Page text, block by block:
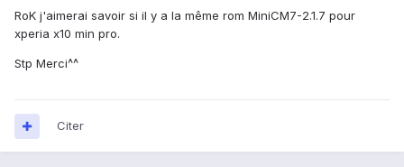
RoK j'aimerai savoir si il y a la même rom MiniCM7-2.1.7 pour
xperia x10 min pro.
Stp Merci^^
Citer